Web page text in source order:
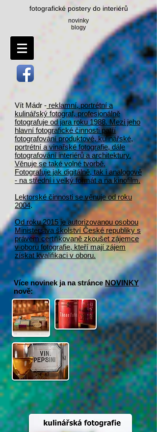
fotografické postery do interiérů
novinky
blogy
Vít Mádr - reklamní, portrétní a
kulinářský fotograf, profesionálně
fotografuje od jara roku 1988. Mezi jeho
hlavní fotografické činnosti patří
fotografování produktové, kulinářské,
portrétní a vinařské fotografie, dále
fotografování interiérů a architektury.
Věnuje se také volné tvorbě.
Fotografuje jak digitálně, tak i analogově
- na střední i velký formát a na kinofilm.
Lektorské činnosti se věnuje od roku
2004.
Od roku 2015 je autorizovanou osobou
Ministerstva školství České republiky s
právem certifikovaně zkoušet zájemce
v oboru fotografie, kteří mají zájem
získat kvalifikaci v oboru.
Více novinek ja na stránceNOVINKY
nově: